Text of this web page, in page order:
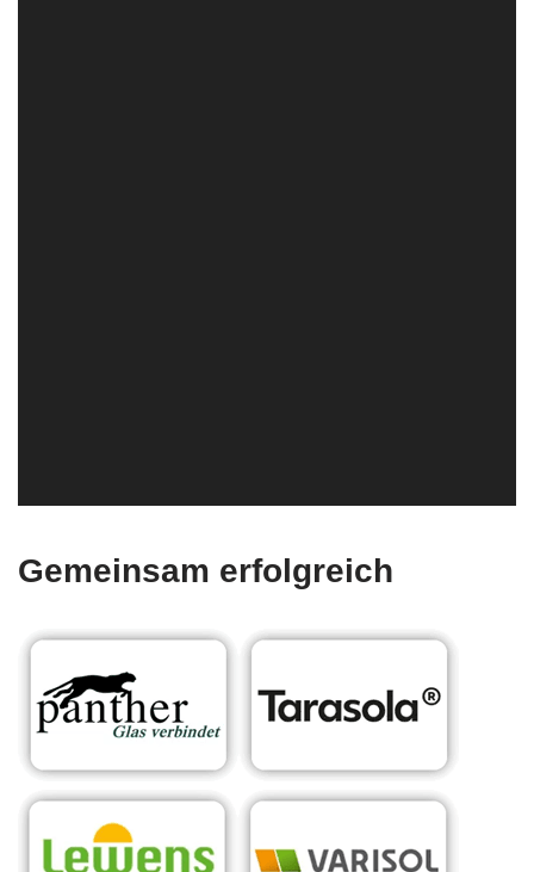
Gemeinsam erfolgreich